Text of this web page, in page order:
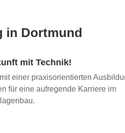
in Dortmund
mit Technik!
einer praxisorientierten
für eine aufregende Karriere im